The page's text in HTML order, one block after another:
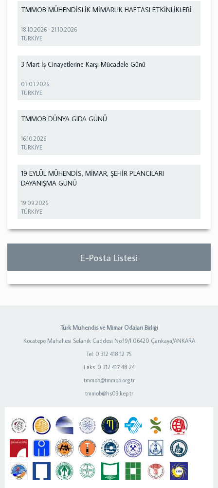
TMMOB MÜHENDİSLİK MİMARLIK HAFTASI ETKİNLİKLERİ
18.10.2026 -21.10.2026
TÜRKİYE
3 Mart İş Cinayetlerine Karşı Mücadele Günü
03.03.2026
TÜRKİYE
TMMOB DÜNYA GIDA GÜNÜ
16.10.2026
TÜRKİYE
19 EYLÜL MÜHENDİS, MİMAR, ŞEHİR PLANCILARI
DAYANIŞMA GÜNÜ
19.09.2026
TÜRKİYE
E-Posta Listesi
Türk Mühendis ve Mimar Odaları Birliği
Kocatepe Mahallesi Selanik Caddesi No:19/1 06420 Çankaya/ANKARA
Tel: 0 312 418 12 75
Faks: 0 312 417 48 24
tmmob@tmmob.org.tr
tmmob@hs03.kep.tr